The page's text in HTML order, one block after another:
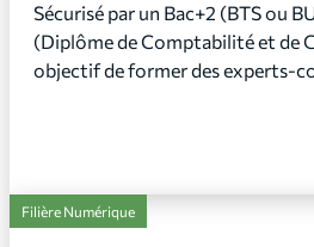
Sécurisé par un Bac+2 (BTS ou
(Diplôme de Comptabilité et de
objectif de former des experts-
Filière Numérique